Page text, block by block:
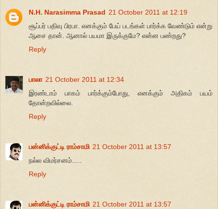
N.H. Narasimma Prasad 21 October 2011 at 12:19
சூப்பர் பதிவு பிரபா. எனக்கும் பேய் படங்கள் பார்க்க வேண்டும் என்று
ஆசை தான். ஆனால் பயமா இருக்குமே? என்ன பண்றது?
Reply
பாலா 21 October 2011 at 12:34
இரண்டாம் பாகம் பார்க்கும்போது, எனக்கும் அதிகம் பயம்
தோன்றவில்லை.
Reply
பன்னிக்குட்டி ராம்சாமி 21 October 2011 at 13:57
நல்ல விமர்சனம்.....
Reply
பன்னிக்குட்டி ராம்சாமி 21 October 2011 at 13:57